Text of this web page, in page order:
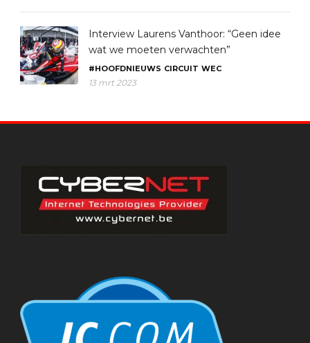
Interview Laurens Vanthoor: “Geen idee
wat we moeten verwachten”
#HOOFDNIEUWS CIRCUIT WEC
13 mrt 2023